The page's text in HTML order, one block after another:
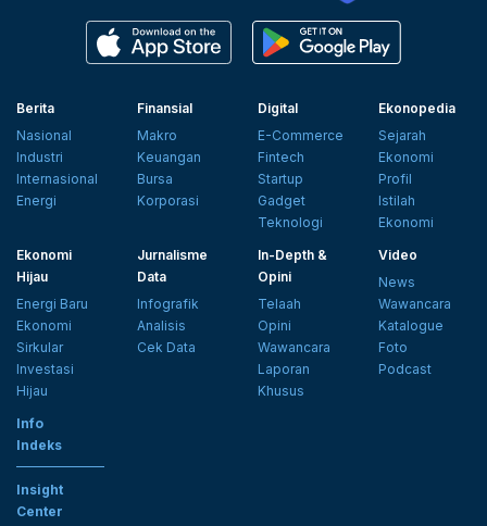
Berita
Nasional
Industri
Internasional
Energi
Finansial
Makro
Keuangan
Bursa
Korporasi
Digital
E-Commerce
Fintech
Startup
Gadget
Teknologi
Ekonopedia
Sejarah
Ekonomi
Profil
Istilah
Ekonomi
Ekonomi
Hijau
Energi Baru
Ekonomi
Sirkular
Investasi
Hijau
Jurnalisme
Data
Infografik
Analisis
Cek Data
In-Depth &
Opini
Telaah
Opini
Wawancara
Laporan
Khusus
Video
News
Wawancara
Katalogue
Foto
Podcast
Info
Indeks
Insight
Center